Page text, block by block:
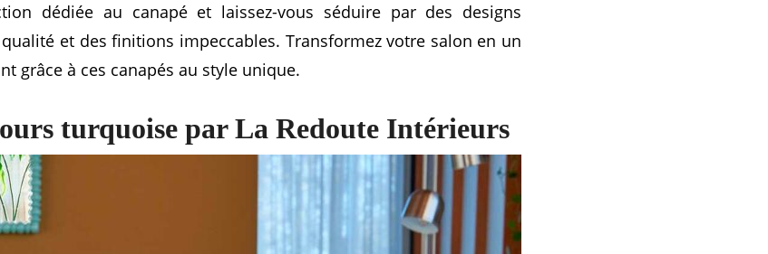
dédiée au canapé et laissez-vous séduire par des designs
et des finitions impeccables. Transformez votre salon en un
grâce à ces canapés au style unique.
turquoise par La Redoute Intérieurs